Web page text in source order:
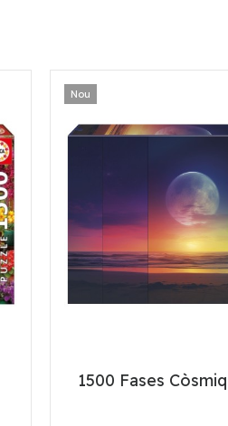
Nou
1500 Fases